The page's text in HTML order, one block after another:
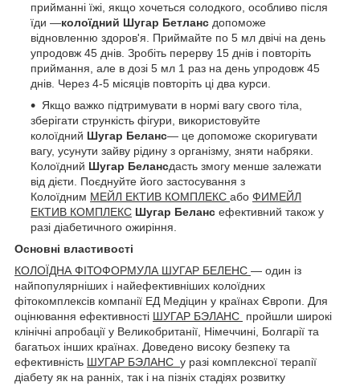
прийманні їжі, якщо хочеться солодкого, особливо після
їди —колоїдний Шугар Бетланс допоможе
відновленню здоров'я. Приймайте по 5 мл двічі на день
упродовж 45 днів. Зробіть перерву 15 днів і повторіть
приймання, але в дозі 5 мл 1 раз на день упродовж 45
днів. Через 4-5 місяців повторіть ці два курси.
Якщо важко підтримувати в нормі вагу свого тіла,
зберігати стрункість фігури, використовуйте
колоїдний Шугар Беланс— це допоможе скоригувати
вагу, усунути зайву рідину з організму, зняти набряки.
Колоїдний Шугар Белансдасть змогу менше залежати
від дієти. Поєднуйте його застосування з
Колоїдним МЕЙЛ ЕКТИВ КОМПЛЕКС або ФИМЕЙЛ
ЕКТИВ КОМПЛЕКС Шугар Беланс ефективний також у
разі діабетичного ожиріння.
Основні властивості
КОЛОЇДНА ФІТОФОРМУЛА ШУГАР БЕЛЕНС — один із
найпопулярніших і найефективніших колоїдних
фітокомплексів компанії ЕД Медіцин у країнах Європи. Для
оцінювання ефективності ШУГАР БЭЛАНС пройшли широкі
клінічні апробації у Великобританії, Німеччині, Болгарії та
багатьох інших країнах. Доведено високу безпеку та
ефективність ШУГАР БЭЛАНС у разі комплексної терапії
діабету як на ранніх, так і на пізніх стадіях розвитку